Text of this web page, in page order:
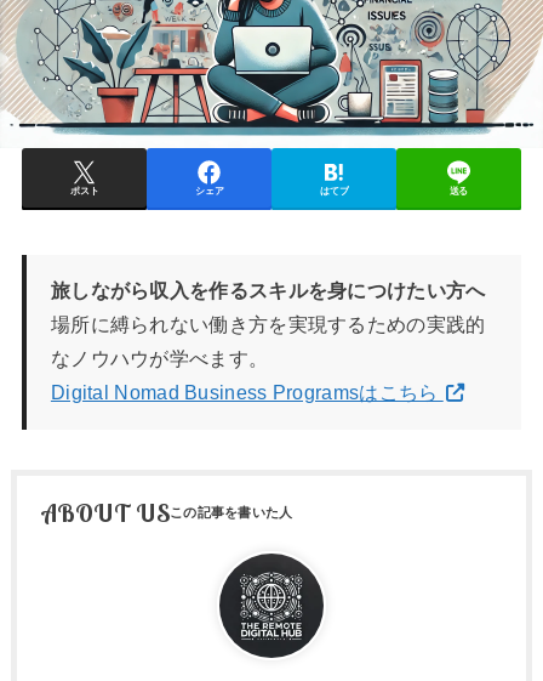
ポスト シェア はてブ 送る
旅しながら収入を作るスキルを身につけたい方へ
場所に縛られない働き方を実現するための実践的
なノウハウが学べます。
Digital Nomad Business Programsはこちら
ABOUT US